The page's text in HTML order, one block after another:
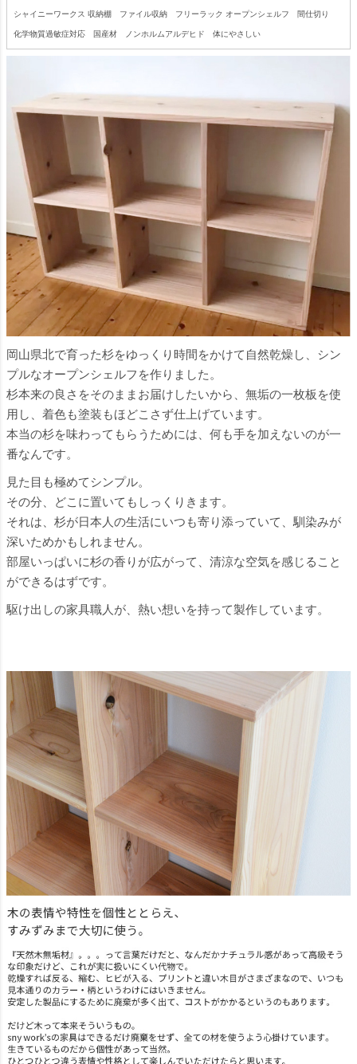
シャイニーワークス 収納棚 ファイル収納 フリーラック オープンシェルフ 間仕切り
化学物質過敏症対応 国産材 ノンホルムアルデヒド 体にやさしい
岡山県北で育った杉をゆっくり時間をかけて自然乾燥し、シン
プルなオープンシェルフを作りました。
杉本来の良さをそのままお届けしたいから、無垢の一枚板を使
用し、着色も塗装もほどこさず仕上げています。
本当の杉を味わってもらうためには、何も手を加えないのが一
番なんです。
見た目も極めてシンプル。
その分、どこに置いてもしっくりきます。
それは、杉が日本人の生活にいつも寄り添っていて、馴染みが
深いためかもしれません。
部屋いっぱいに杉の香りが広がって、清涼な空気を感じること
ができるはずです。
駆け出しの家具職人が、熱い想いを持って製作しています。